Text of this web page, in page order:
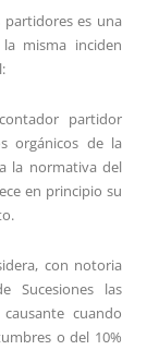
es una
misma inciden
partidor
orgánicos de la
la normativa del
en principio su
con notoria
Sucesiones las
cuando
o del 10%